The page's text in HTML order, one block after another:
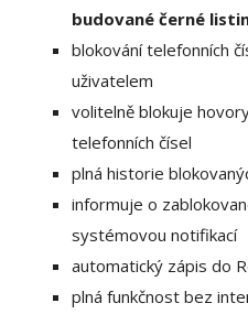
budované černé
blokování telefonních
uživatelem
volitelně blokuje
telefonních čísel
plná historie
informuje o
systémovou notifikací
automatický zápis do
plná funkčnost bez